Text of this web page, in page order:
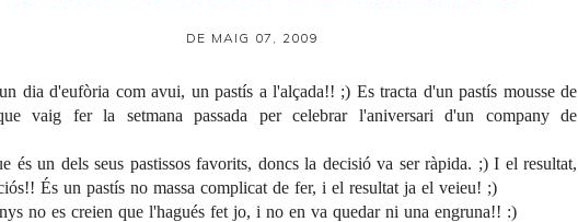
DE MAIG 07, 2009
dia d'eufòria com avui, un pastís a l'alçada!! ;) Es tracta d'un pastís mousse de
vaig fer la setmana passada per celebrar l'aniversari d'un company de
és un dels seus pastissos favorits, doncs la decisió va ser ràpida. ;) I el resultat,
És un pastís no massa complicat de fer, i el resultat ja el veieu! ;)
no es creien que l'hagués fet jo, i no en va quedar ni una engruna!! :)